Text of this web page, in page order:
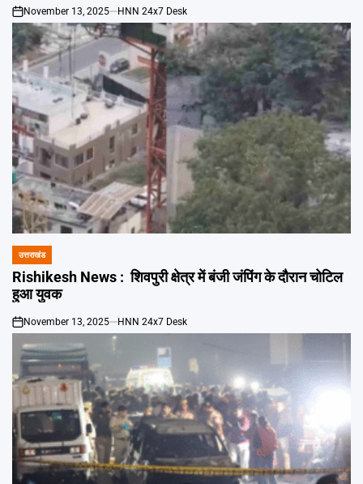
on
November 13, 2025 HNN 24x7 Desk
POSTED
IN
उत्तराखंड
Rishikesh News : शिवपुरी क्षेत्र में बंजी जंपिंग के दौरान चोटिल
हुआ युवक
on
November 13, 2025 HNN 24x7 Desk